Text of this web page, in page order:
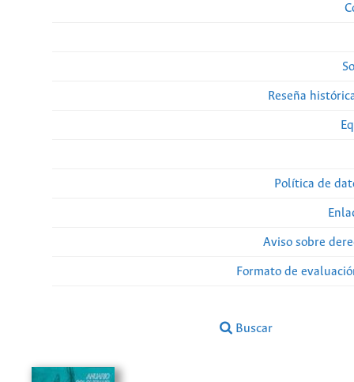
Reseña
Política de
Aviso sobre
Formato de
Buscar